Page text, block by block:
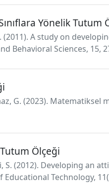
Yönelik Tutum
(2011). A study on
Behavioral Sciences, 15,
G. (2023).
Ölçeği
S. (2012). Developing
Technology,